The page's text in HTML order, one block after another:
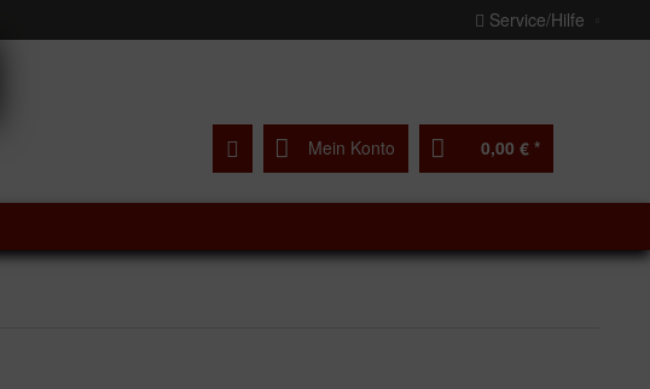
Service/Hilfe
Mein Konto 0,00 € *